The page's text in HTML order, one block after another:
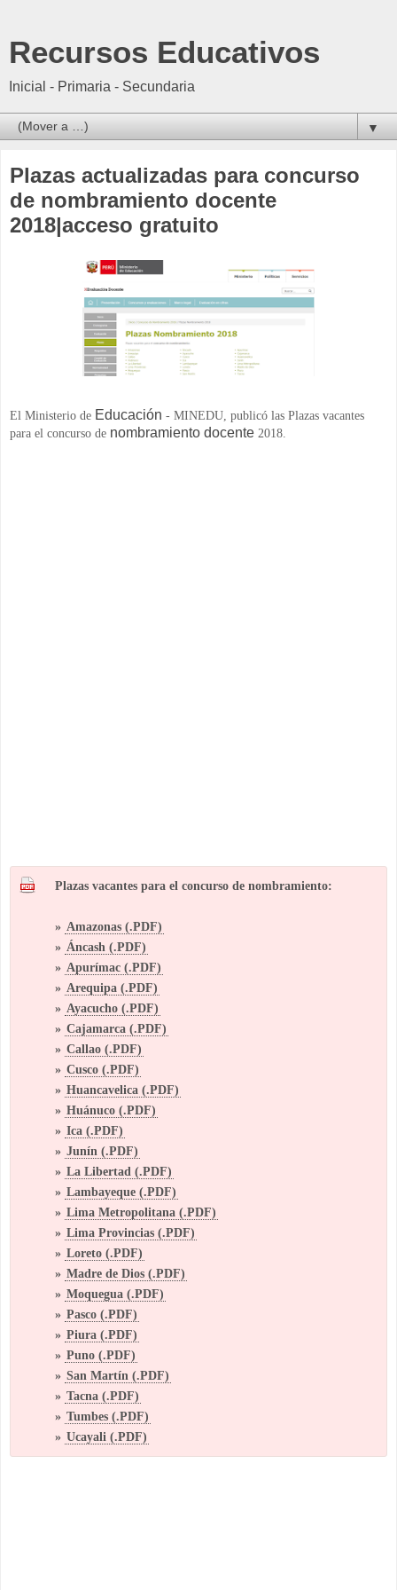
Recursos Educativos
Inicial - Primaria - Secundaria
▼
Plazas actualizadas para concurso
de nombramiento docente
2018|acceso gratuito
El Ministerio de Educación - MINEDU, publicó las Plazas vacantes
para el concurso de nombramiento docente 2018.
Plazas vacantes para el concurso de nombramiento:
» Amazonas (.PDF)
» Áncash (.PDF)
» Apurímac (.PDF)
» Arequipa (.PDF)
» Ayacucho (.PDF)
» Cajamarca (.PDF)
» Callao (.PDF)
» Cusco (.PDF)
» Huancavelica (.PDF)
» Huánuco (.PDF)
» Ica (.PDF)
» Junín (.PDF)
» La Libertad (.PDF)
» Lambayeque (.PDF)
» Lima Metropolitana (.PDF)
» Lima Provincias (.PDF)
» Loreto (.PDF)
» Madre de Dios (.PDF)
» Moquegua (.PDF)
» Pasco (.PDF)
» Piura (.PDF)
» Puno (.PDF)
» San Martín (.PDF)
» Tacna (.PDF)
» Tumbes (.PDF)
» Ucayali (.PDF)